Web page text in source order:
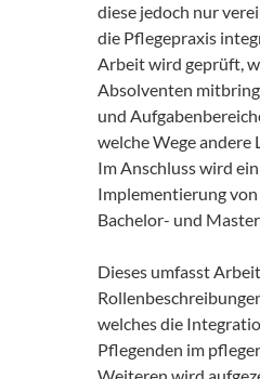
diese jedoch nur
die Pflegepraxis
Arbeit wird geprüft,
Absolventen
und
welche Wege andere
Im Anschluss wird
Implementierung
Bachelor- und
Dieses umfasst
welches die
Pflegenden im